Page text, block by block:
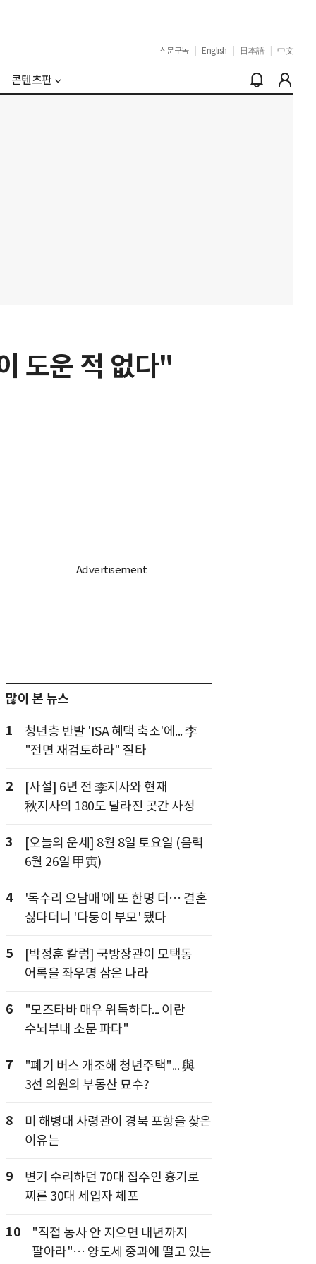
신문구독 English 日本語 中文
콘텐츠판
도운 적 없다"
많이 본 뉴스
1
청년층 반발 'ISA 혜택 축소'에... 李
"전면 재검토하라" 질타
2
[사설] 6년 전 李지사와 현재
秋지사의 180도 달라진 곳간 사정
3
[오늘의 운세] 8월 8일 토요일 (음력
6월 26일 甲寅)
4
'독수리 오남매'에 또 한명 더… 결혼
싫다더니 '다둥이 부모' 됐다
5
[박정훈 칼럼] 국방장관이 모택동
어록을 좌우명 삼은 나라
6
"모즈타바 매우 위독하다... 이란
수뇌부내 소문 파다"
7
"폐기 버스 개조해 청년주택"... 與
3선 의원의 부동산 묘수?
8
미 해병대 사령관이 경북 포항을 찾은
이유는
9
변기 수리하던 70대 집주인 흉기로
찌른 30대 세입자 체포
10
"직접 농사 안 지으면 내년까지
팔아라"… 양도세 중과에 떨고 있는